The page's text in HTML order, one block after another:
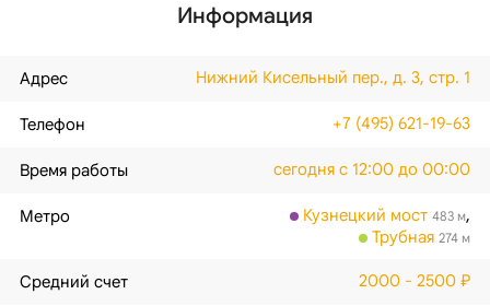
Информация
Адрес Нижний Кисельный пер., д. 3, стр. 1
Телефон +7 (495) 621-19-63
Время работы сегодня с 12:00 до 00:00
Метро Кузнецкий мост 483 м,
Трубная 274 м
Средний счет 2000 - 2500 ₽